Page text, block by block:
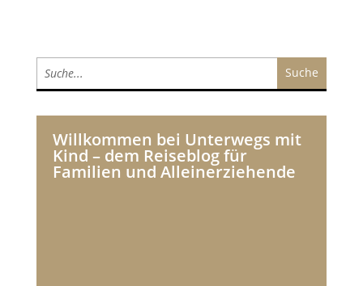
Willkommen bei Unterwegs mit
Kind – dem Reiseblog für
Familien und Alleinerziehende